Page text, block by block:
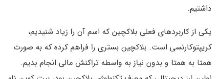
داشتیم.
یکی از کاربردهای فعلی بلاکچین که اسم آن را زیاد شنیدیم،
کریپتوکارنسی است. بلاکچین بستری را فراهم کرده که به صورت
همتا به همتا و بدون نیاز به واسطه تراکنش مالی انجام بدیم.